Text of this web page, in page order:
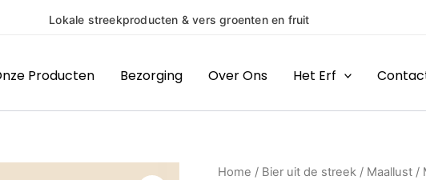
vers groenten en fruit
Producten Bezorging Over Ons Het Erf
Home / Bier uit de streek / Maallust /
Maallust